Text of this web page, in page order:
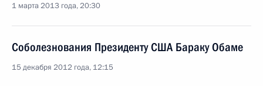
1 марта 2013 года, 20:30
Соболезнования Президенту США Бараку Обаме
15 декабря 2012 года, 12:15